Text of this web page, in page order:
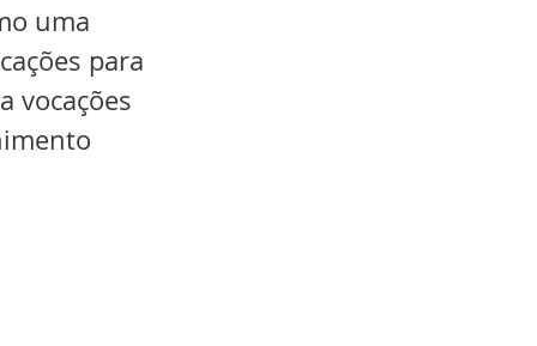
uma
para
vocações